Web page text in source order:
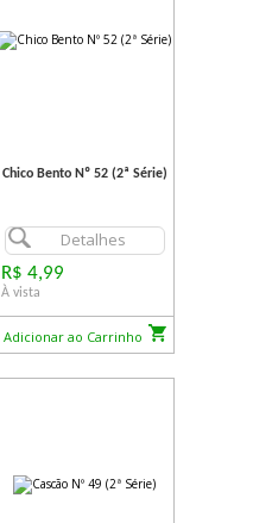
Chico Bento Nº 52 (2ª Série)
Detalhes
R$ 4,99
À vista
Adicionar ao Carrinho